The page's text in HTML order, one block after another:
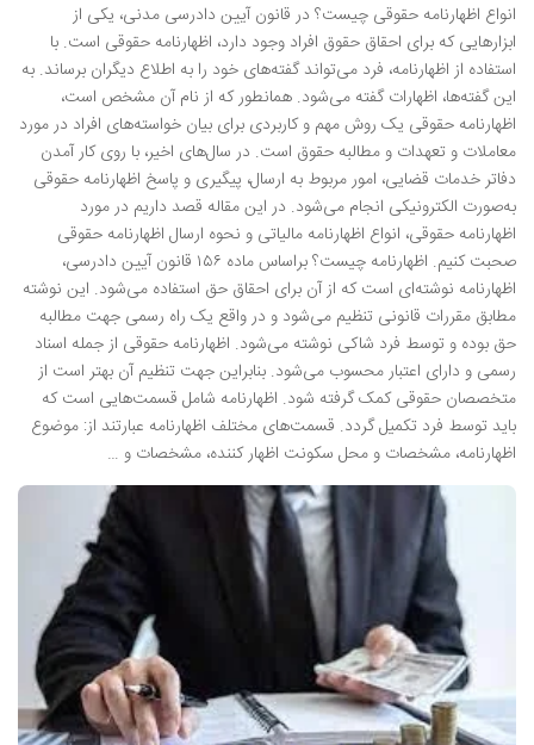
انواع اظهارنامه حقوقی چیست؟ در قانون آیین‌ دادرسی مدنی، یکی از
ابزارهایی که برای احقاق حقوق افراد وجود دارد، اظهارنامه حقوقی است. با
استفاده از اظهارنامه، فرد می‌تواند گفته‌های خود را به اطلاع دیگران برساند. به
این گفته‌ها، اظهارات گفته می‌شود. همانطور که از نام آن مشخص است،
اظهارنامه حقوقی یک روش مهم و کاربردی برای بیان خواسته‌های افراد در مورد
معاملات و تعهدات و مطالبه حقوق است. در سال‌های اخیر، با روی کار آمدن
دفاتر خدمات قضایی، امور مربوط به ارسال، پیگیری و پاسخ اظهارنامه حقوقی
به‌صورت الکترونیکی انجام می‌شود. در این مقاله قصد داریم در مورد
اظهارنامه حقوقی، انواع اظهارنامه مالیاتی و نحوه ارسال اظهارنامه حقوقی
صحبت کنیم. اظهارنامه چیست؟ براساس ماده ۱۵۶ قانون آیین دادرسی،
اظهارنامه نوشته‌ای است که از آن برای احقاق حق استفاده می‌شود. این نوشته
مطابق مقررات قانونی تنظیم می‌شود و در واقع یک راه رسمی جهت مطالبه
حق بوده و توسط فرد شاکی نوشته می‌شود. اظهارنامه حقوقی از جمله اسناد
رسمی و دارای اعتبار محسوب می‌شود. بنابراین جهت تنظیم آن بهتر است از
متخصصان حقوقی کمک گرفته شود. اظهارنامه شامل قسمت‌هایی است که
باید توسط فرد تکمیل گردد. قسمت‌های مختلف اظهارنامه عبارتند از: موضوع
اظهارنامه، مشخصات و محل سکونت اظهار کننده، مشخصات و …